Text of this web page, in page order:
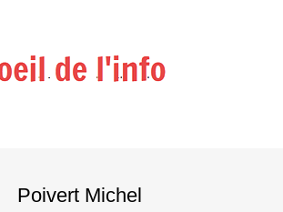
Poivert Michel